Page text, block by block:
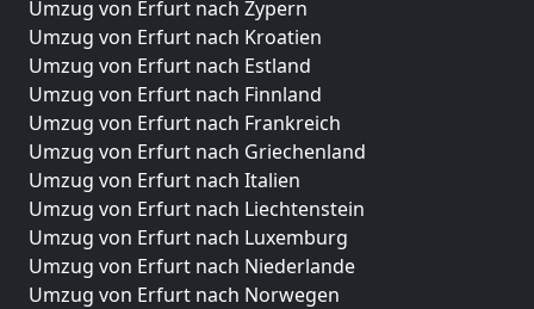
Umzug von Erfurt nach Zypern
Umzug von Erfurt nach Kroatien
Umzug von Erfurt nach Estland
Umzug von Erfurt nach Finnland
Umzug von Erfurt nach Frankreich
Umzug von Erfurt nach Griechenland
Umzug von Erfurt nach Italien
Umzug von Erfurt nach Liechtenstein
Umzug von Erfurt nach Luxemburg
Umzug von Erfurt nach Niederlande
Umzug von Erfurt nach Norwegen